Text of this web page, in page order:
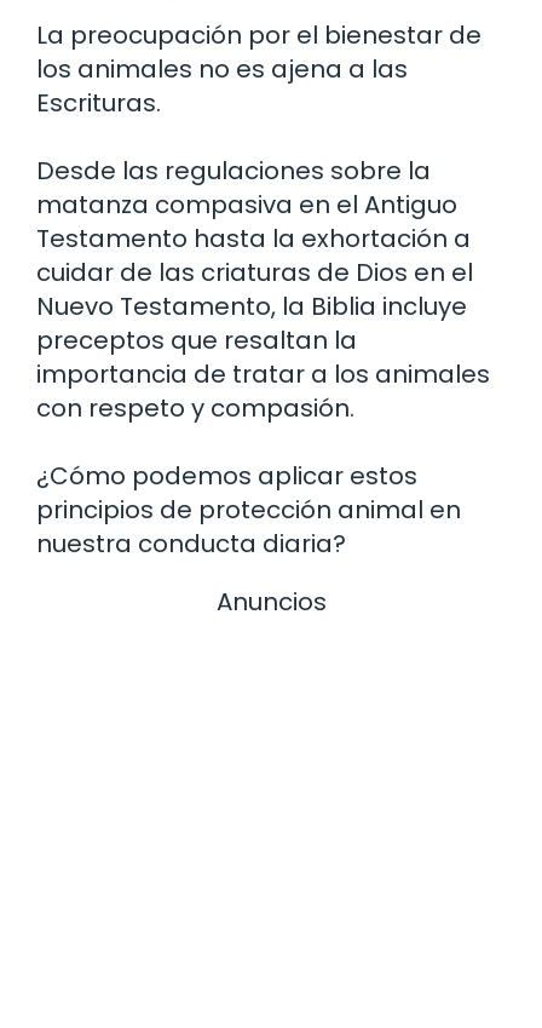
La preocupación por el bienestar de
los animales no es ajena a las
Escrituras.
Desde las regulaciones sobre la
matanza compasiva en el Antiguo
Testamento hasta la exhortación a
cuidar de las criaturas de Dios en el
Nuevo Testamento, la Biblia incluye
preceptos que resaltan la
importancia de tratar a los animales
con respeto y compasión.
¿Cómo podemos aplicar estos
principios de protección animal en
nuestra conducta diaria?
Anuncios